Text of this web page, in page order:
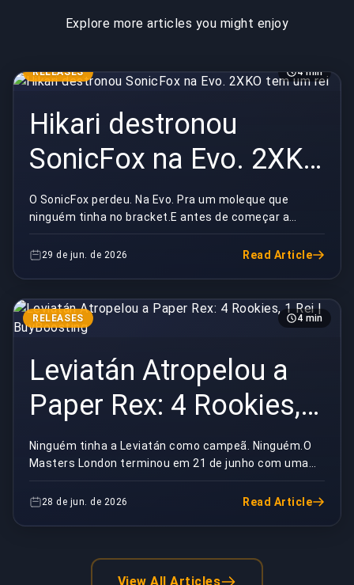
Explore more articles you might enjoy
RELEASES 4 min
Hikari destronou
SonicFox na Evo. 2XKO
tem um rei
O SonicFox perdeu. Na Evo. Pra um moleque que
ninguém tinha no bracket.E antes de começar a
chuva de "é só um torneio" — é, vi o mesmo Top 8 que
você....
29 de jun. de 2026 Read Article
RELEASES 4 min
Leviatán Atropelou a
Paper Rex: 4 Rookies, 1
Rei | BuyBoosting
Ninguém tinha a Leviatán como campeã. Ninguém.O
Masters London terminou em 21 de junho com uma
guerra de cinco mapas, e no fim quem levantou o
troféu ...
28 de jun. de 2026 Read Article
View All Articles